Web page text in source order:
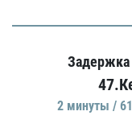
2 минуты /